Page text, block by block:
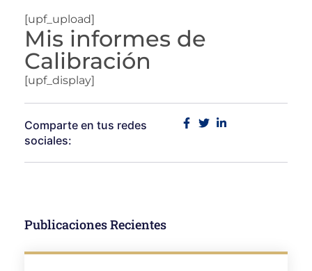
[upf_upload]
Mis informes de
Calibración
[upf_display]
Comparte en tus redes
sociales:
Publicaciones Recientes